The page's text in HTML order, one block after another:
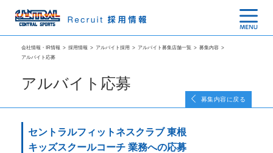
会社情報・IR情報 > 採用情報 > アルバイト採用 > アルバイト募集店舗一覧 > 募集内容 >
アルバイト応募
アルバイト応募
募集内容に戻る
セントラルフィットネスクラブ 東根
キッズスクールコーチ 業務への応募